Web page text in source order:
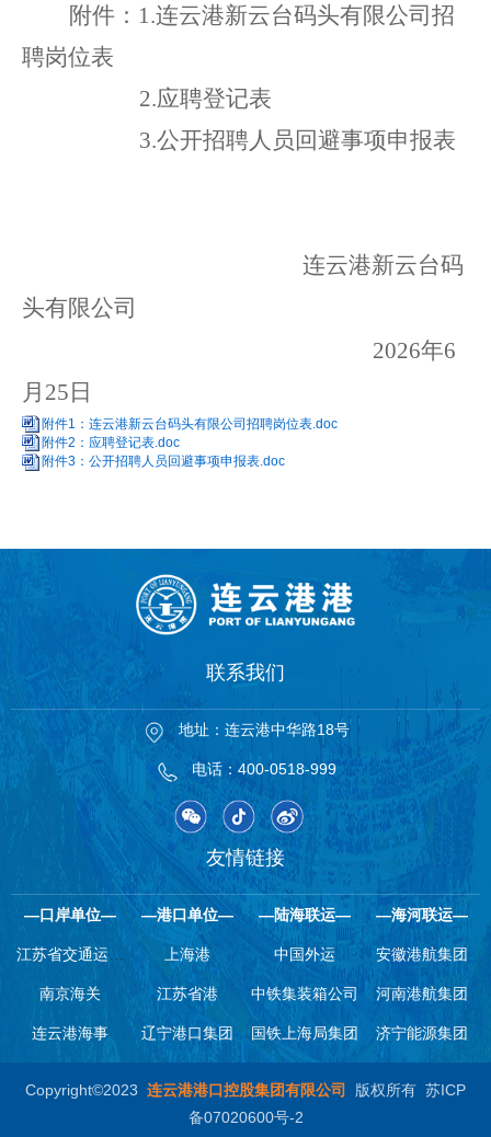
附件： 1.连云港新云台码头有限公司 招
聘岗位表
2.应聘登记表
3.公开招聘人员回避事项申报表
连云港新云台码
头有限公司
2026年6
月 25 日
附件1：连云港新云台码头有限公司招聘岗位表.doc
附件2：应聘登记表.doc
附件3：公开招聘人员回避事项申报表.doc
联系我们
地址：连云港中华路18号
电话：400-0518-999
友情链接
—口岸单位—
江苏省交通运输
厅
南京海关
连云港海事
—港口单位—
上海港
江苏省港
辽宁港口集团
—陆海联运—
中国外运
中铁集装箱公司
国铁上海局集团
—海河联运—
安徽港航集团
河南港航集团
济宁能源集团
Copyright©2023 连云港港口控股集团有限公司 版权所有 苏ICP
备07020600号-2